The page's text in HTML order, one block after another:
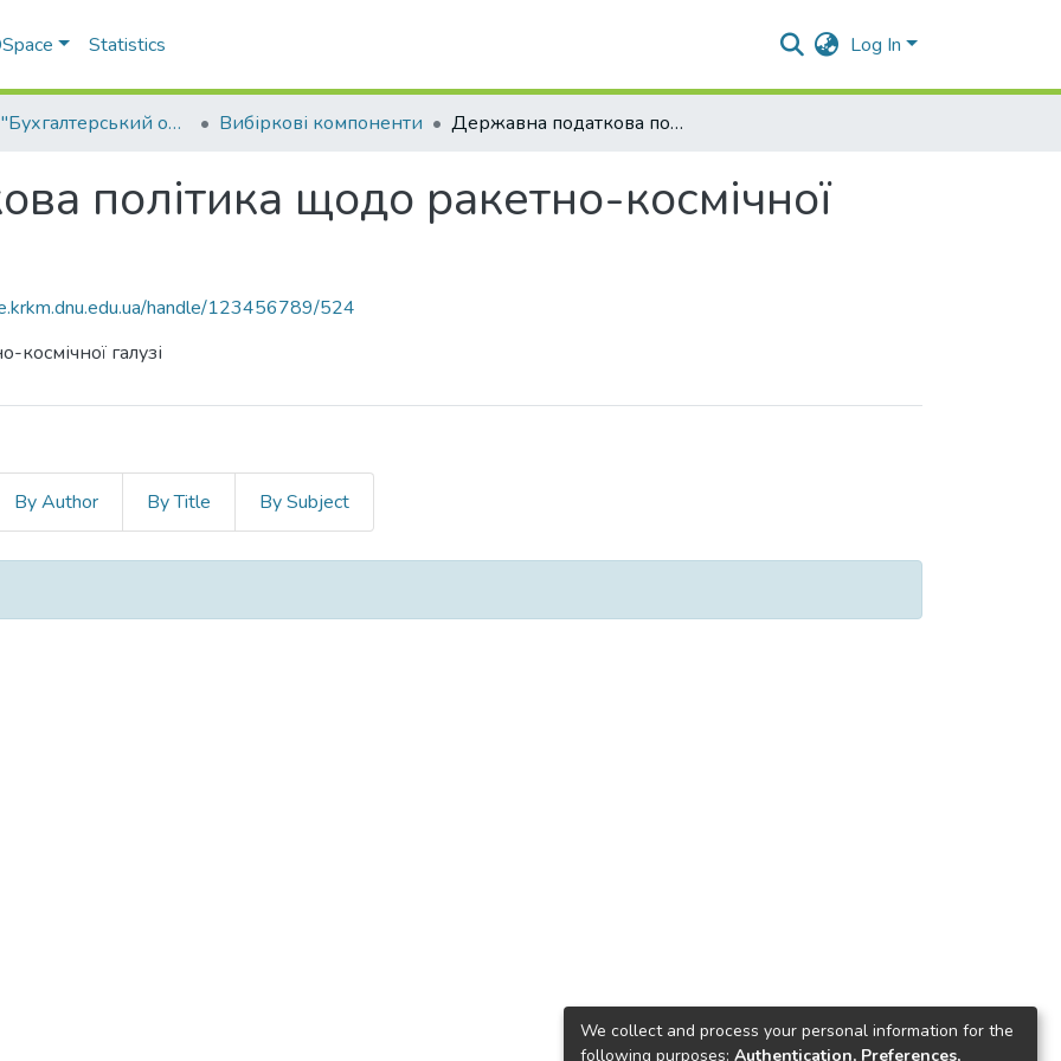
Statistics Log In
ОПП "Бухгалтерський облік" Вибіркові компоненти Державна податкова політика щодо ракетно-космічної галузі
політика щодо ракетно-космічної
handle/123456789/524
галузі
By Author By Title By Subject
We collect and process your personal information for the
following purposes: Authentication, Preferences,